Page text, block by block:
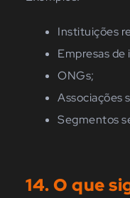
Instituições
Empresas de
ONGs;
Associações
Segmentos
14. O que